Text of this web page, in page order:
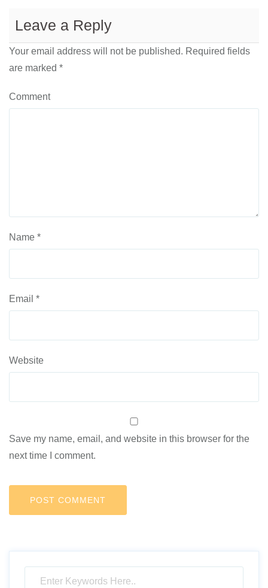
Leave a Reply
Your email address will not be published. Required fields
are marked *
Comment
Name *
Email *
Website
Save my name, email, and website in this browser for the
next time I comment.